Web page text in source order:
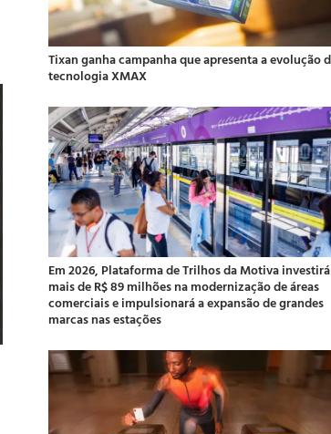
Tixan ganha campanha que apresenta a evolução
tecnologia XMAX
Em 2026, Plataforma de Trilhos da Motiva investirá
mais de R$ 89 milhões na modernização de áreas
comerciais e impulsionará a expansão de grandes
marcas nas estações